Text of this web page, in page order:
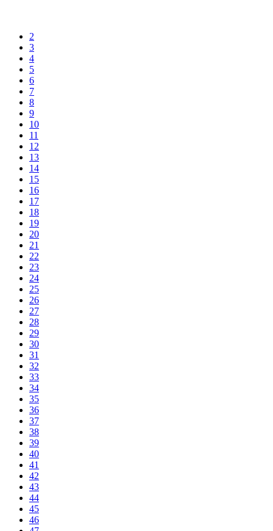
2
3
4
5
6
7
8
9
10
11
12
13
14
15
16
17
18
19
20
21
22
23
24
25
26
27
28
29
30
31
32
33
34
35
36
37
38
39
40
41
42
43
44
45
46